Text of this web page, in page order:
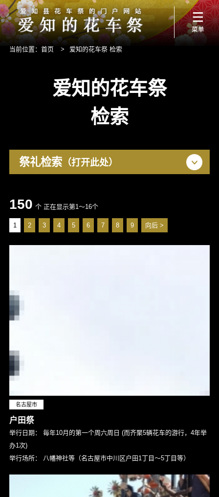
当前位置： 首页 > 爱知的花车祭 检索
爱知的花车祭
检索
祭礼检索 （打开此处）
150 个 正在显示第1～16个
1 2 3 4 5 6 7 8 9 向后 >
名古屋市
户田祭
举行日期： 毎年10月的第一个周六周日 (而齐聚5辆花车的游行，4年举
办1次)
举行场所： 八幡神社等（名古屋市中川区户田1丁目～5丁目等）